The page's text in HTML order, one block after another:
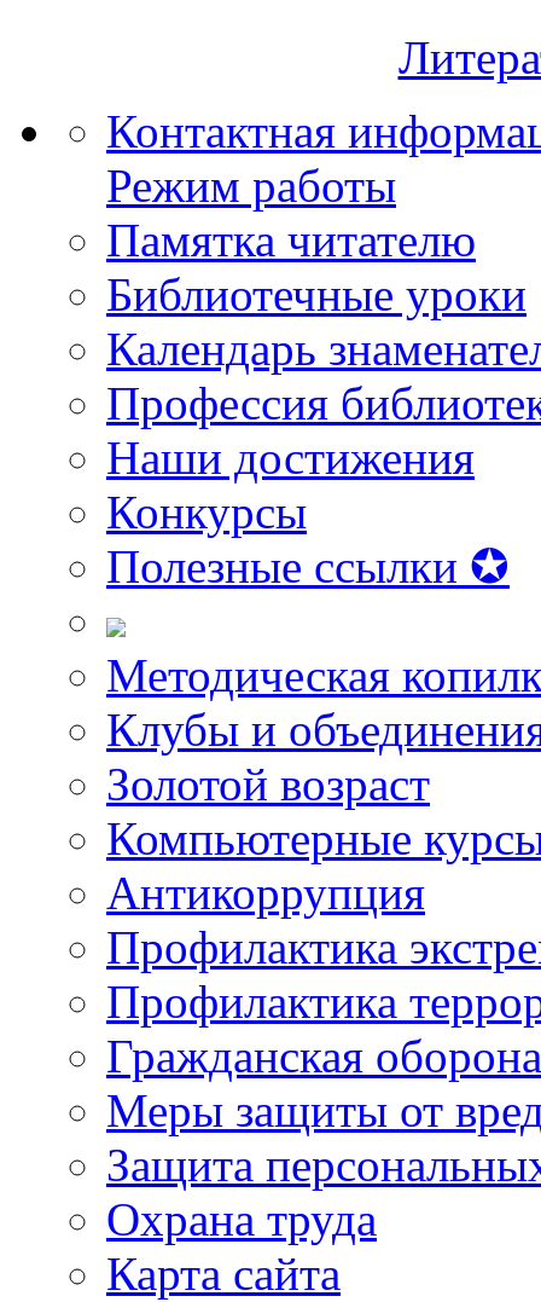
Контактная
Режим работы
Памятка читателю
Библиотечные уроки
Календарь
Профессия
Наши достижения
Конкурсы
Полезные ссылки ✪
Методическая
Клубы и
Золотой возраст
Компьютерные
Антикоррупция
Профилактика
Профилактика
Гражданская оборона
Меры защиты от
Защита
Охрана труда
Карта сайта